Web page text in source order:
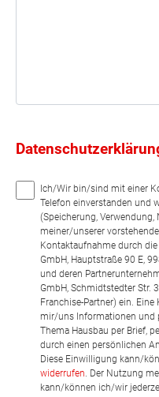
Ich/Wir bin/sind mit einer
Telefon einverstanden und
(Speicherung,
meiner/unserer
Kontaktaufnahme durch
GmbH, Hauptstraße 90 E,
und deren
GmbH, Schmidtstedter Str.
Franchise-Partner) ein.
mir/uns Informationen und
Thema Hausbau per Brief,
durch einen persönlichen
Diese Einwilligung kann/
widerrufen . Der Nutzung
kann/können ich/wir